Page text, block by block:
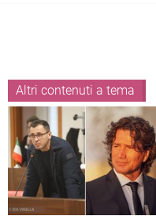
Altri contenuti a tema